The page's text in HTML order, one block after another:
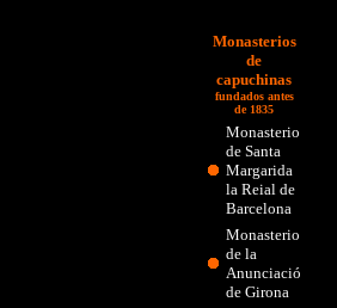
Monasterios
de
capuchinas
fundados antes
de 1835
Monasterio
de Santa
Margarida
la Reial de
Barcelona
Monasterio
de la
Anunciació
de Girona